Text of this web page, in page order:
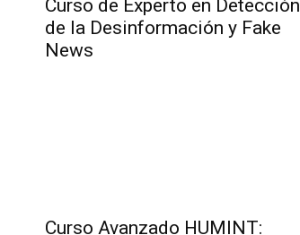
Curso de Experto en Detección
de la Desinformación y Fake
News
Curso Avanzado HUMINT: